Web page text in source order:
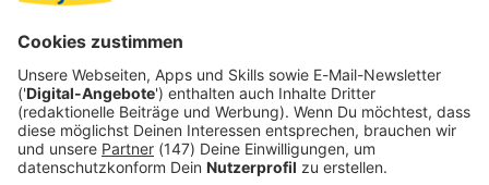
Voraussetzungen möglich. Alle Straftaten außer Mord sind
so lange nach der Tat bereits verjährt.